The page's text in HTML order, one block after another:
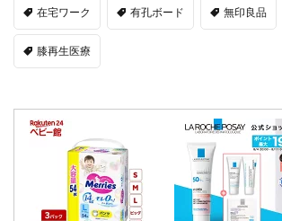
在宅ワーク 有孔ボード 無印良品
膝再生医療